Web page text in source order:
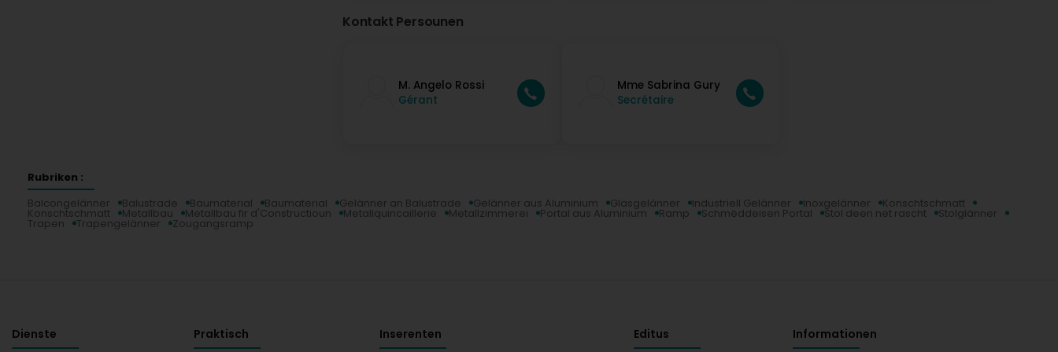
Kontakt Persounen
M. Angelo Rossi
Gérant
Mme Sabrina Gury
Secrétaire
Rubriken :
Balcongelänner
Balustrade Baumaterial Baumaterial Gelänner an Balustrade Gelänner aus Aluminium Glasgelänner Industriell Gelänner Inoxgelänner Konschtschmatt
Konschtschmatt Metallbau Metallbau fir d'Constructioun Metallquincaillerie Metallzimmerei Portal aus Aluminium Ramp Schmëddeisen Portal Stol deen net rascht Stolglänner
Trapen Trapengelänner Zougangsramp
Dienste Praktisch Inserenten Editus Informationen